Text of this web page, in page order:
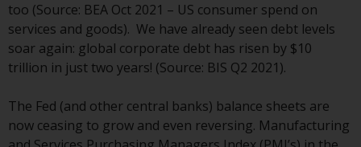
Um festzustellen, ob ein 40-Act-
Fonds eine geeignete Anlage für
Sie ist, prüfen Sie sorgfältig die
Anlageziele, das Risiko sowie die
Fonds prüfen. Diese und andere
Informationen finden Sie im
too (Source: BEA Oct 2021 – US consumer spend on
services and goods). We have already seen debt levels
soar again: global corporate debt has risen by $10
trillion in just two years! (Source: BIS Q2 2021).
The Fed (and other central banks) balance sheets are
now ceasing to grow and even reversing. Manufacturing